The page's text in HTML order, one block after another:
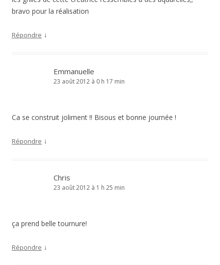
bravo pour la réalisation
Répondre ↓
Emmanuelle
23 août 2012 à 0 h 17 min
Ca se construit joliment !! Bisous et bonne journée !
Répondre ↓
Chris
23 août 2012 à 1 h 25 min
ça prend belle tournure!
Répondre ↓